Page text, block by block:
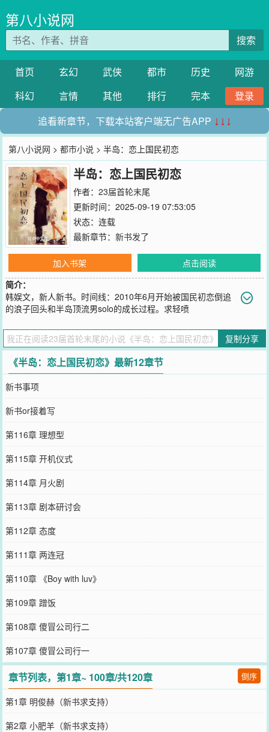
第八小说网
搜索
首页 玄幻 武侠 都市 历史
网游
科幻
言情 其他 排行 完本
登录
追看新章节，下载本站客户端无广告APP ↓↓↓
第八小说网 >都市小说 > 半岛：恋上国民初恋
半岛：恋上国民初恋
作者： 23届首轮末尾
更新时间：2025-09-19 07:53:05
状态：连载
最新章节： 新书发了
加入书架
点击阅读
简介：
韩娱文，新人新书。时间线：2010年6月开始被国民初恋倒追
的浪子回头和半岛顶流男solo的成长过程。求轻喷
和微博微信里的朋友推荐哦！
复制分享
《半岛：恋上国民初恋》最新12章节
新书事项
新书or接着写
第116章 理想型
第115章 开机仪式
第114章 月火剧
第113章 剧本研讨会
第112章 态度
第111章 两连冠
第110章 《Boy with luv》
第109章 蹭饭
第108章 傻冒公司行二
第107章 傻冒公司行一
章节列表，第1章~ 100章/共120章 倒序
第1章 明俊赫（新书求支持）
第2章 小肥羊（新书求支持）